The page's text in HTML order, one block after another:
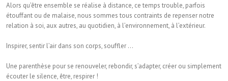
Alors qu’être ensemble se réalise à distance, ce temps trouble, parfois
étouffant ou de malaise, nous sommes tous contraints de repenser notre
relation à soi, aux autres, au quotidien, à l’environnement, à l’extérieur.
Inspirer, sentir l’air dans son corps, souffler …
Une parenthèse pour se renouveler, rebondir, s’adapter, créer ou simplement
écouter le silence, être, respirer !